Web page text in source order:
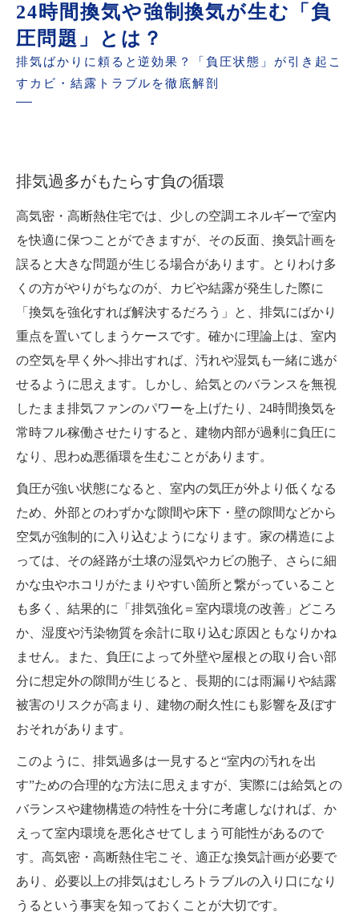
24時間換気や強制換気が生む「負
圧問題」とは？
排気ばかりに頼ると逆効果？「負圧状態」が引き起こ
すカビ・結露トラブルを徹底解剖
排気過多がもたらす負の循環
高気密・高断熱住宅では、少しの空調エネルギーで室内
を快適に保つことができますが、その反面、換気計画を
誤ると大きな問題が生じる場合があります。とりわけ多
くの方がやりがちなのが、カビや結露が発生した際に
「換気を強化すれば解決するだろう」と、排気にばかり
重点を置いてしまうケースです。確かに理論上は、室内
の空気を早く外へ排出すれば、汚れや湿気も一緒に逃が
せるように思えます。しかし、給気とのバランスを無視
したまま排気ファンのパワーを上げたり、24時間換気を
常時フル稼働させたりすると、建物内部が過剰に負圧に
なり、思わぬ悪循環を生むことがあります。
負圧が強い状態になると、室内の気圧が外より低くなる
ため、外部とのわずかな隙間や床下・壁の隙間などから
空気が強制的に入り込むようになります。家の構造によ
っては、その経路が土壌の湿気やカビの胞子、さらに細
かな虫やホコリがたまりやすい箇所と繋がっていること
も多く、結果的に「排気強化＝室内環境の改善」どころ
か、湿度や汚染物質を余計に取り込む原因ともなりかね
ません。また、負圧によって外壁や屋根との取り合い部
分に想定外の隙間が生じると、長期的には雨漏りや結露
被害のリスクが高まり、建物の耐久性にも影響を及ぼす
おそれがあります。
このように、排気過多は一見すると“室内の汚れを出
す”ための合理的な方法に思えますが、実際には給気との
バランスや建物構造の特性を十分に考慮しなければ、か
えって室内環境を悪化させてしまう可能性があるので
す。高気密・高断熱住宅こそ、適正な換気計画が必要で
あり、必要以上の排気はむしろトラブルの入り口になり
うるという事実を知っておくことが大切です。